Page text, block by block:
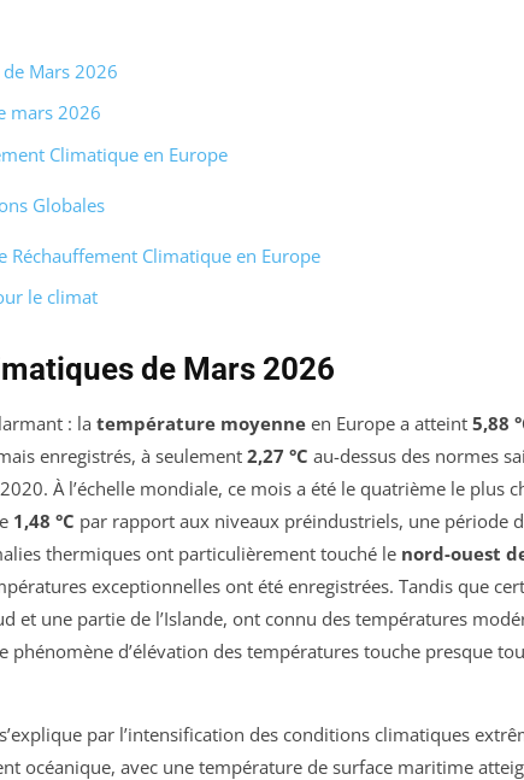
Mars 2026
mars 2026
Climatique en Europe
Globales
Réchauffement Climatique en Europe
le climat
de Mars 2026
: la température moyenne en Europe a atteint 5,88
enregistrés, à seulement 2,27 °C au-dessus des normes
À l’échelle mondiale, ce mois a été le quatrième le plus
1,48 °C par rapport aux niveaux préindustriels, une période
thermiques ont particulièrement touché le nord-ouest
exceptionnelles ont été enregistrées. Tandis que
et une partie de l’Islande, ont connu des températures
phénomène d’élévation des températures touche presque
s’explique par l’intensification des conditions climatiques
océanique, avec une température de surface maritime